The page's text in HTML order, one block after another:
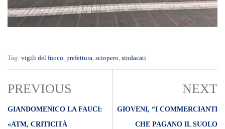
Tag: vigili del fuoco, prefettura, sciopero, sindacati
PREVIOUS
GIANDOMENICO LA FAUCI:
«ATM, CRITICITÀ
NEXT
GIOVENI, “I COMMERCIANTI
CHE PAGANO IL SUOLO